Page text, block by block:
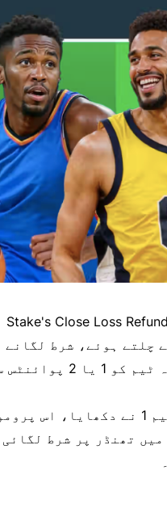
چلتے ہوئے، شرط لگانے
پہنچاتی ہے۔
جیسا کہ اس چیمپئن شپ سیریز کے گیم